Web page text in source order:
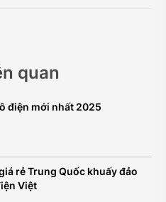
quan
điện mới nhất 2025
rẻ Trung Quốc khuấy đảo
Việt